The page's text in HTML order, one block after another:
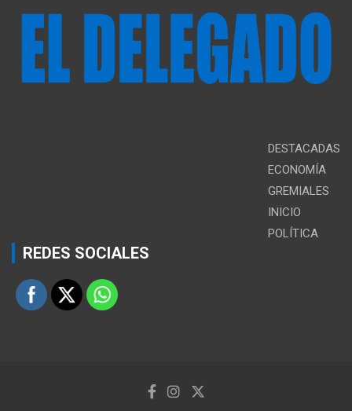
DESTACADAS
ECONOMÍA
GREMIALES
INICIO
POLÍTICA
REDES SOCIALES